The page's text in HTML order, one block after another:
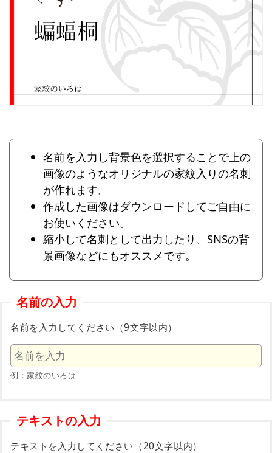
名前を入力し背景色を選択することで上の
画像のようなオリジナルの家紋入りの名刺
が作れます。
作成した画像はダウンロードしてご自由に
お使いください。
縮小して名刺として出力したり、SNSの背
景画像などにもオススメです。
名前の入力
名前を入力してください（9文字以内）
例：家紋のいろは
テキストの入力
テキストを入力してください（20文字以内）